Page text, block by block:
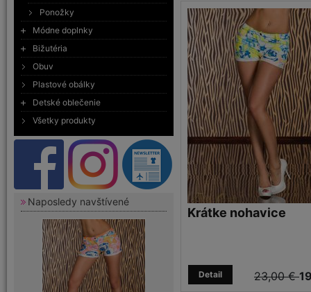
Ponožky
Módne doplnky
Bižutéria
Obuv
Plastové obálky
Detské oblečenie
Všetky produkty
Naposledy navštívené
Krátke nohavice
23,00 €
Detail